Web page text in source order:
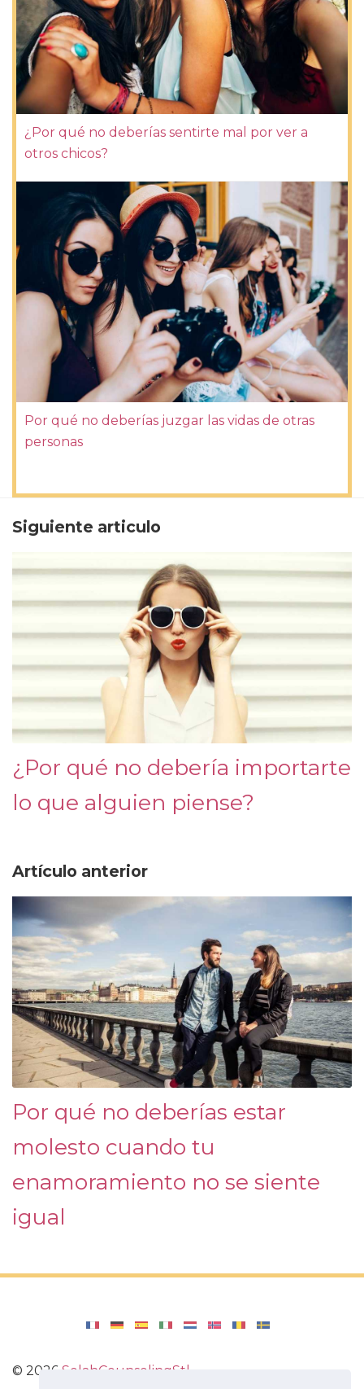
¿Por qué no deberías sentirte mal por ver a
otros chicos?
Por qué no deberías juzgar las vidas de otras
personas
Siguiente articulo
¿Por qué no debería importarte
lo que alguien piense?
Artículo anterior
Por qué no deberías estar
molesto cuando tu
enamoramiento no se siente
igual
© 2026 SelahCounselingStl